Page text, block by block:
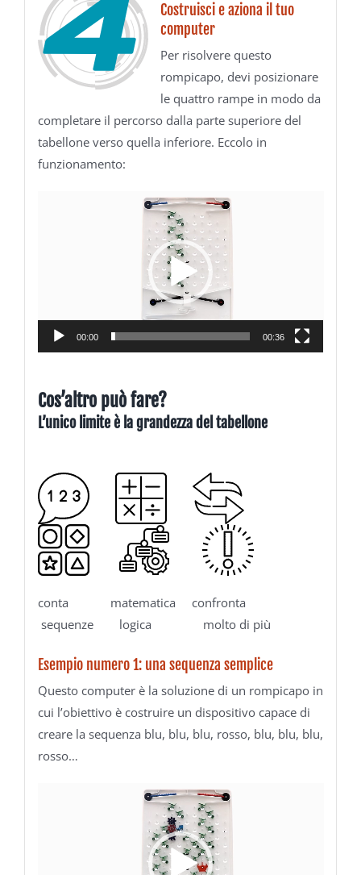
Costruisci e aziona il tuo
computer
Per risolvere questo
rompicapo, devi posizionare
le quattro rampe in modo da
completare il percorso dalla parte superiore del
tabellone verso quella inferiore. Eccolo in
funzionamento:
00:00 00:36
Cos’altro può fare?
L’unico limite è la grandezza del tabellone
conta matematica confronta
sequenze logica molto di più
Esempio numero 1: una sequenza semplice
Questo computer è la soluzione di un rompicapo in
cui l’obiettivo è costruire un dispositivo capace di
creare la sequenza blu, blu, blu, rosso, blu, blu, blu,
rosso…